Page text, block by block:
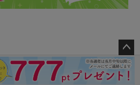
ペー
ジト
ップ